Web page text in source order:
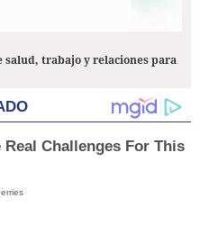
salud, trabajo y relaciones para
Challenges For This